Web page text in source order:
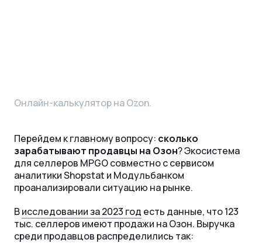
Онлайн-калькулятор на Ozon.
Перейдем к главному вопросу: сколько
зарабатывают продавцы на Озон? Экосистема
для селлеров MPGO совместно с сервисом
аналитики Shopstat и Модульбанком
проанализировали ситуацию на рынке.
Висследовании за 2023 год есть данные, что 123
тыс. селлеров имеют продажи на Озон. Выручка
среди продавцов распределились так: